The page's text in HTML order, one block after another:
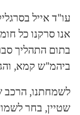
עו"ד אייל
אנו סרקנו כל
בתום התהליך
ביהמ"ש קמא,
לשמחתנו, הרכב
שטיין, בחר